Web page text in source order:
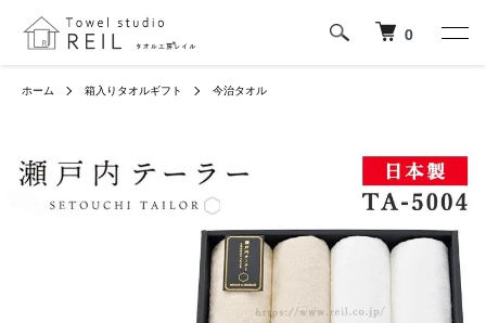
0
ホーム 箱入りタオルギフト 今治タオル